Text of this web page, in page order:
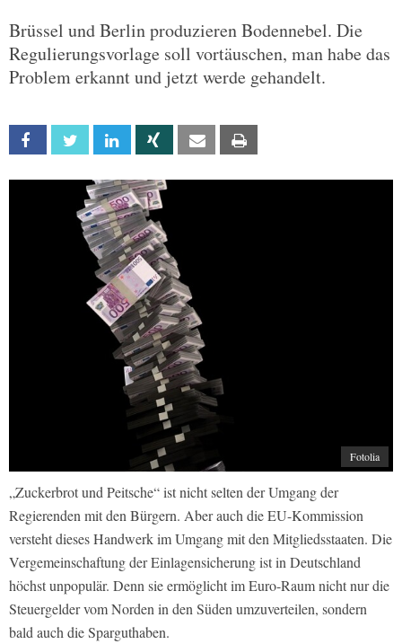
Brüssel und Berlin produzieren Bodennebel. Die
Regulierungsvorlage soll vortäuschen, man habe das
Problem erkannt und jetzt werde gehandelt.
Facebook Twitter Linkedin Xing Email
Fotolia
„Zuckerbrot und Peitsche“ ist nicht selten der Umgang der
Regierenden mit den Bürgern. Aber auch die EU-Kommission
versteht dieses Handwerk im Umgang mit den Mitgliedsstaaten. Die
Vergemeinschaftung der Einlagensicherung ist in Deutschland
höchst unpopulär. Denn sie ermöglicht im Euro-Raum nicht nur die
Steuergelder vom Norden in den Süden umzuverteilen, sondern
bald auch die Sparguthaben.